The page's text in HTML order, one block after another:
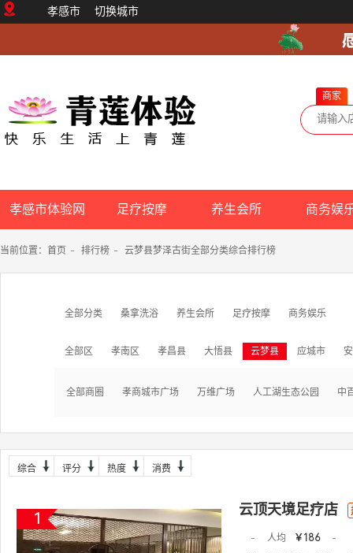
孝感市 切换城市
商家
孝感市体验网 足疗按摩 养生会所 商务娱
当前位置： 首页 - 排行榜 - 云梦县梦泽古街全部分类综合排行榜
全部分类 桑拿洗浴 养生会所 足疗按摩 商务娱乐
全部区 孝南区 孝昌县 大悟县 云梦县 应城市
全部商圈 孝商城市广场 万维广场 人工湖生态公园 中
综合 评分 热度 消费
1
云顶天境足疗店
- 人均 ￥186
-